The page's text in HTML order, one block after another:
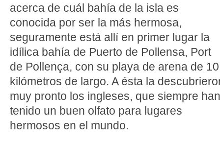
acerca de cuál bahía de la isla es
conocida por ser la más hermosa,
seguramente está allí en primer lugar la
idílica bahía de Puerto de Pollensa, Port
de Pollença, con su playa de arena de 10
kilómetros de largo. A ésta la
muy pronto los ingleses, que siempre han
tenido un buen olfato para lugares
hermosos en el mundo.